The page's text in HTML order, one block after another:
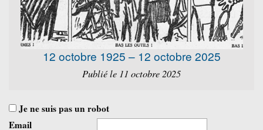
12 octobre 1925 – 12 octobre 2025
Publié le 11 octobre 2025
Je ne suis pas un robot
Email